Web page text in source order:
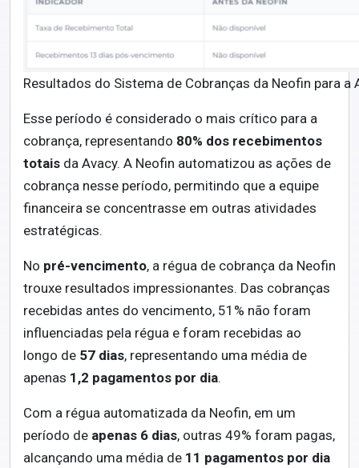
Resultados do Sistema de Cobranças da Neofin para a
Esse período é considerado o mais crítico para a
cobrança, representando 80% dos recebimentos
totais da Avacy. A Neofin automatizou as ações de
cobrança nesse período, permitindo que a equipe
financeira se concentrasse em outras atividades
estratégicas.
No pré-vencimento, a régua de cobrança da Neofin
trouxe resultados impressionantes. Das cobranças
recebidas antes do vencimento, 51% não foram
influenciadas pela régua e foram recebidas ao
longo de 57 dias, representando uma média de
apenas 1,2 pagamentos por dia.
Com a régua automatizada da Neofin, em um
período de apenas 6 dias, outras 49% foram pagas,
alcançando uma média de 11 pagamentos por dia